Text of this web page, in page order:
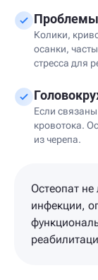
Проблемы
Колики,
осанки,
стресса для
Если
кровотока.
из черепа.
Остеопат
инфекции,